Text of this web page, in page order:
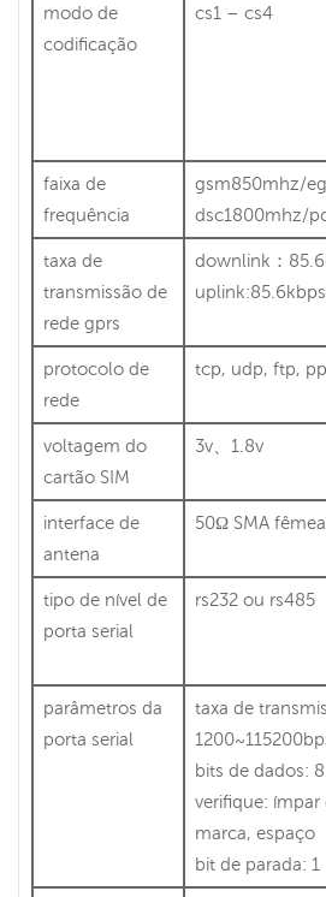
modo de
codificação
cs1 – cs4
faixa de
frequência
gsm850mhz/
dsc1800mhz/
taxa de
transmissão de
rede gprs
downlink：
uplink:85.6kbps
protocolo de
rede
tcp, udp, ftp,
voltagem do
cartão SIM
3v、1.8v
interface de
antena
50Ω SMA fêmea
tipo de nível de
porta serial
rs232 ou rs485
parâmetros da
porta serial
taxa de
bits de dados: 8
verifique: ímpar
marca, espaço
bit de parada: 1